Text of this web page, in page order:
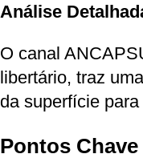
Análise
O canal
libertário, traz
da superfície
Pontos